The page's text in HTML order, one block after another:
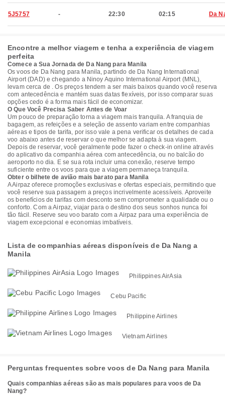
5J5757 - 22:30 02:15 Da
Encontre a melhor viagem e tenha a experiência de viagem
perfeita
Comece a Sua Jornada de Da Nang para Manila
Os voos de Da Nang para Manila, partindo de Da Nang International
Airport (DAD) e chegando a Ninoy Aquino International Airport (MNL),
levam cerca de . Os preços tendem a ser mais baixos quando você reserva
com antecedência e mantém suas datas flexíveis, por isso comparar suas
opções cedo é a forma mais fácil de economizar.
O Que Você Precisa Saber Antes de Voar
Um pouco de preparação torna a viagem mais tranquila. A franquia de
bagagem, as refeições e a seleção de assento variam entre companhias
aéreas e tipos de tarifa, por isso vale a pena verificar os detalhes de cada
voo abaixo antes de reservar o que melhor se adapta à sua viagem.
Depois de reservar, você geralmente pode fazer o check-in online através
do aplicativo da companhia aérea com antecedência, ou no balcão do
aeroporto no dia. E se sua rota incluir uma conexão, reserve tempo
suficiente entre os voos para que a viagem permaneça tranquila.
Obter o bilhete de avião mais barato para Manila
A Airpaz oferece promoções exclusivas e ofertas especiais, permitindo que
você reserve sua passagem a preços incrivelmente acessíveis. Aproveite
os benefícios de tarifas com desconto sem comprometer a qualidade ou o
conforto. Com a Airpaz, viajar para o destino dos seus sonhos nunca foi
tão fácil. Reserve seu voo barato com a Airpaz para uma experiência de
viagem excepcional e economias imbatíveis.
Lista de companhias aéreas disponíveis de Da Nang a
Manila
Philippines AirAsia
Cebu Pacific
Philippine Airlines
Vietnam Airlines
Perguntas frequentes sobre voos de Da Nang para Manila
Quais companhias aéreas são as mais populares para voos de Da
Nang?